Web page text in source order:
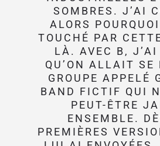
SOMBRES. J’AI
ALORS
TOUCHÉ PAR
LÀ. AVEC B, J’AI
QU’ON ALLAIT SE
GROUPE APPELÉ
BAND FICTIF QUI
PEUT-ÊTRE
ENSEMBLE.
PREMIÈRES